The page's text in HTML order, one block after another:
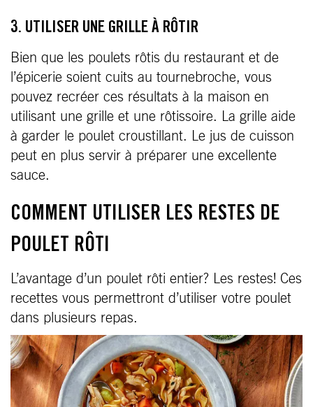
3. UTILISER UNE GRILLE À RÔTIR
Bien que les poulets rôtis du restaurant et de
l’épicerie soient cuits au tournebroche, vous
pouvez recréer ces résultats à la maison en
utilisant une grille et une rôtissoire. La grille aide
à garder le poulet croustillant. Le jus de cuisson
peut en plus servir à préparer une excellente
sauce.
COMMENT UTILISER LES RESTES DE
POULET RÔTI
L’avantage d’un poulet rôti entier? Les restes! Ces
recettes vous permettront d’utiliser votre poulet
dans plusieurs repas.